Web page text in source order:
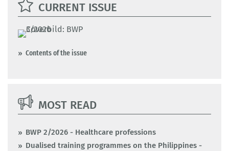
CURRENT ISSUE
Contents of the issue
MOST READ
BWP 2/2026 - Healthcare professions
Dualised training programmes on the Philippines -